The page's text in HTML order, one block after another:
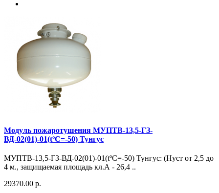
Модуль пожаротушения МУПТВ-13,5-ГЗ-
ВД-02(01)-01(tºC=-50) Тунгус
МУПТВ-13,5-ГЗ-ВД-02(01)-01(tºC=-50) Тунгус: (Hуст от 2,5 до
4 м., защищаемая площадь кл.А - 26,4 ..
29370.00 р.